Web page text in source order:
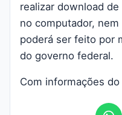
realizar download
no computador,
poderá ser feito por
do governo federal.
Com informações do